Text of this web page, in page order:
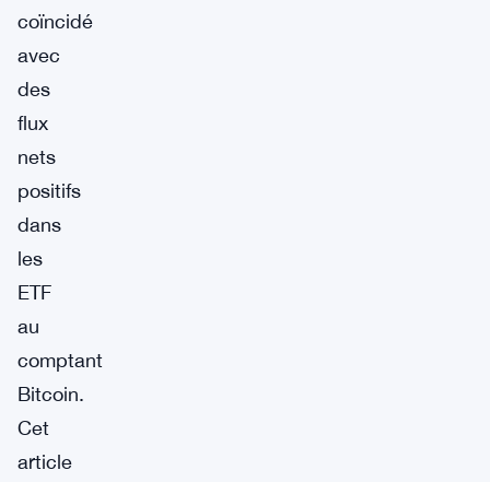
coïncidé
avec
des
flux
nets
positifs
dans
les
ETF
au
comptant
Bitcoin.
Cet
article